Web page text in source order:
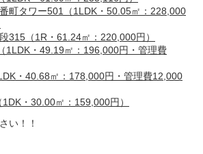
町タワー501（1LDK・50.05㎡：228,000
315（1R・61.24㎡：220,000円）
・49.19㎡：196,000円・管理費
・40.68㎡：178,000円・管理費12,000
・30.00㎡：159,000円）
い！！